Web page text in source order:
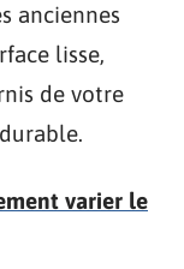
anciennes
lisse,
de votre
varier le